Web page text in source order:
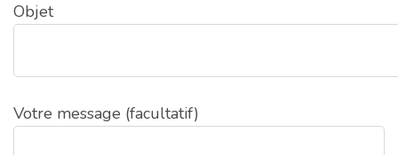
Objet
Votre message (facultatif)